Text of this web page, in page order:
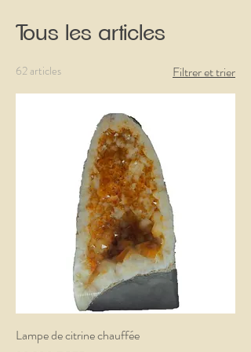
Tous les articles
62 articles Filtrer et trier
Lampe de citrine chauffée